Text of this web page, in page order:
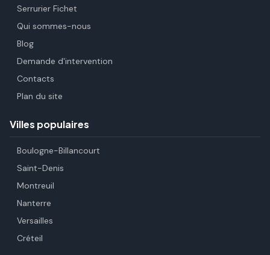
Serrurier Fichet
Qui sommes-nous
Blog
Demande d'intervention
Contacts
Plan du site
Villes populaires
Boulogne-Billancourt
Saint-Denis
Montreuil
Nanterre
Versailles
Créteil